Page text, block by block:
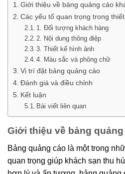
Giới thiệu về bảng quảng cáo
Các yếu tố quan trọng trong
1. Đối tượng khách hàng
2. Nội dung thông điệp
3. Thiết kế hình ảnh
4. Màu sắc và phông chữ
Vị trí đặt bảng quảng cáo
Đánh giá và điều chỉnh
Kết luận
Bài viết liên quan
Giới thiệu về bảng
Bảng quảng cáo là một trong
quan trọng giúp khách sạn thu